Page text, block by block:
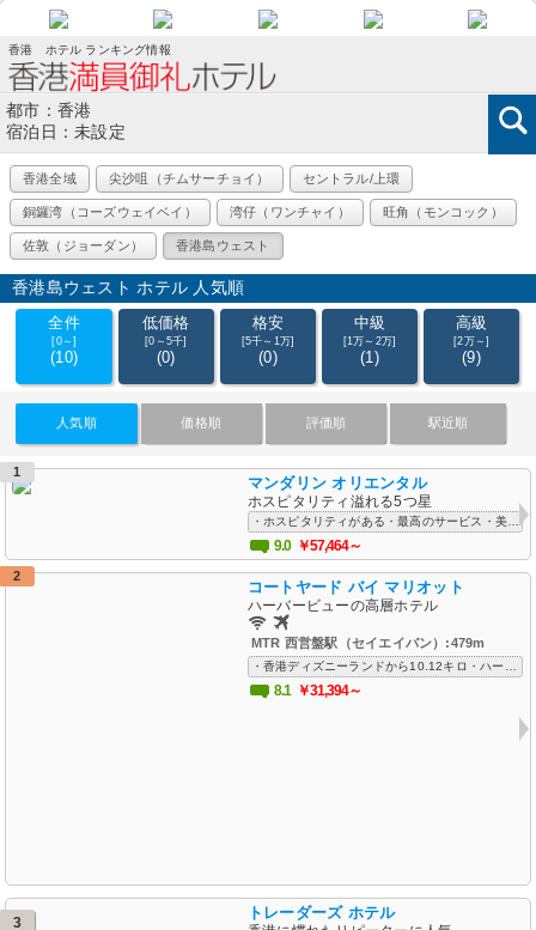
香港 ホテル ランキング情報
都市：香港
宿泊日：未設定
香港全域 尖沙咀（チムサーチョイ） セントラル/上環​
銅鑼湾（コーズウェイベイ） 湾仔（ワンチャイ） 旺角（モンコック）
佐敦（ジョーダン） 香港島ウェスト
香港島ウェスト ホテル 人気順
全件
[0～]
(10)
低価格
[0～5千]
(0)
格安
[5千～1万]
(0)
中級
[1万～2万]
(1)
高級
[2万～]
(9)
人気順 価格順 評価順 駅近順
1
マンダリン オリエンタル
ホスピタリティ溢れる5つ星
9.0 ￥57,464～
2
コートヤード バイ マリオット
ハーバービューの高層ホテル
MTR 西営盤駅（セイエイバン）:479m
8.1 ￥31,394～
3
トレーダーズ ホテル